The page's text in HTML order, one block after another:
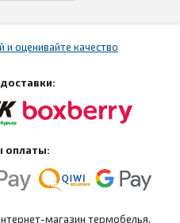
оплаты:
магазин термобелья,